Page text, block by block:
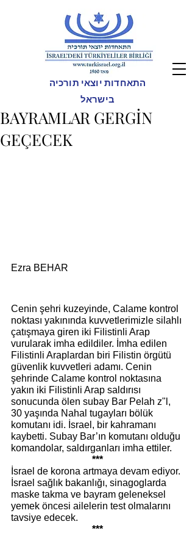
התאחדות יוצאי תורכיה
בישראל
BAYRAMLAR GERGİN
GEÇECEK
Ezra BEHAR
Cenin şehri kuzeyinde, Calame kontrol
noktası yakınında kuvvetlerimizle silahlı
çatışmaya giren iki Filistinli Arap
vurularak imha edildiler. İmha edilen
Filistinli Araplardan biri Filistin örgütü
güvenlik kuvvetleri adamı. Cenin
şehrinde Calame kontrol noktasına
yakın iki Filistinli Arap saldırısı
sonucunda ölen subay Bar Pelah z"l,
30 yaşında Nahal tugayları bölük
komutanı idi. İsrael, bir kahramanı
kaybetti. Subay Bar’ın komutanı olduğu
komandolar, saldırganları imha ettiler.
***
İsrael de korona artmaya devam ediyor.
İsrael sağlık bakanlığı, sinagoglarda
maske takma ve bayram geleneksel
yemek öncesi ailelerin test olmalarını
tavsiye edecek.
***